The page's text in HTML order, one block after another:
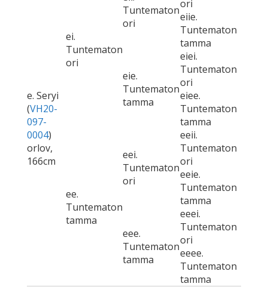
e. Seryi
(VH20-
097-
0004)
orlov,
166cm
ei.
Tuntematon
ori
Tuntematon
ori
ori
eiie.
Tuntematon
tamma
eie.
Tuntematon
tamma
eiei.
Tuntematon
ori
eiee.
Tuntematon
tamma
ee.
Tuntematon
tamma
eei.
Tuntematon
ori
eeii.
Tuntematon
ori
eeie.
Tuntematon
tamma
eee.
Tuntematon
tamma
eeei.
Tuntematon
ori
eeee.
Tuntematon
tamma